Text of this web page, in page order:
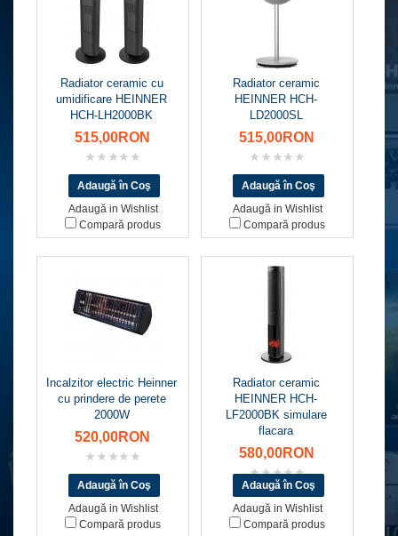
Radiator ceramic cu
umidificare HEINNER
HCH-LH2000BK
515,00RON
Adaugă in Wishlist
Compară produs
Radiator ceramic
HEINNER HCH-
LD2000SL
515,00RON
Adaugă in Wishlist
Compară produs
Incalzitor electric Heinner
cu prindere de perete
2000W
520,00RON
Adaugă in Wishlist
Compară produs
Radiator ceramic
HEINNER HCH-
LF2000BK simulare
flacara
580,00RON
Adaugă in Wishlist
Compară produs